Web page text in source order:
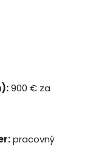
900 € za
pracovný